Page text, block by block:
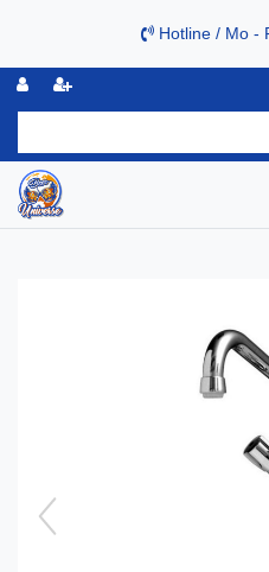
Hotline / Mo -